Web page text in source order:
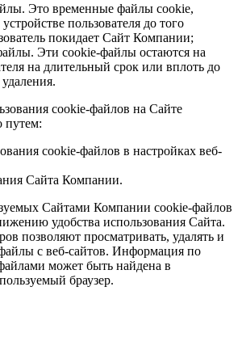
Это временные файлы cookie,
пользователя до того
покидает Сайт Компании;
Эти cookie-файлы остаются на
на длительный срок или вплоть до
cookie-файлов на Сайте
путем:
cookie-файлов в настройках веб-
Сайта Компании.
Сайтами Компании cookie-файлов
удобства использования Сайта.
позволяют просматривать, удалять и
c веб-сайтов. Информация по
может быть найдена в
браузер.